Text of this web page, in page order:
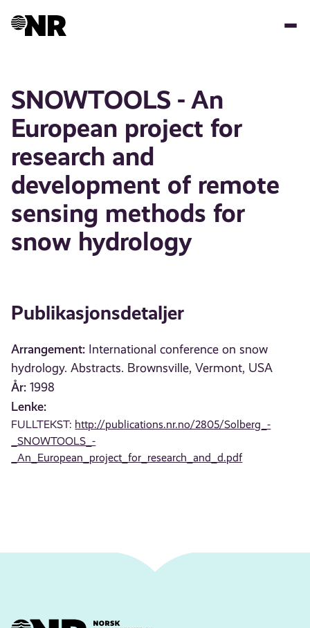
SNOWTOOLS - An
European project for
research and
development of remote
sensing methods for
snow hydrology
Publikasjonsdetaljer
Arrangement: International conference on snow
hydrology. Abstracts. Brownsville, Vermont, USA
År: 1998
Lenke:
FULLTEKST: http://publications.nr.no/2805/Solberg_-
_SNOWTOOLS_-
_An_European_project_for_research_and_d.pdf